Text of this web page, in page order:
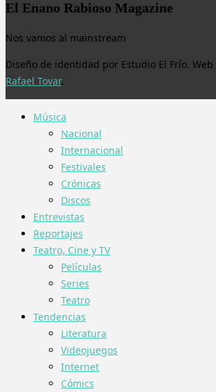
El Enano Rabioso Magazine
Nos vamos al mainstream
Diseño de identidad por Estudio El Frío.
Rafael Tovar.
Música
Nacional
Internacional
Festivales
Crónicas
Discos
Entrevistas
Reportajes
Teatro, Cine y TV
Películas
Series
Teatro
Tendencias
Literatura
Videojuegos
Internet
Cómics